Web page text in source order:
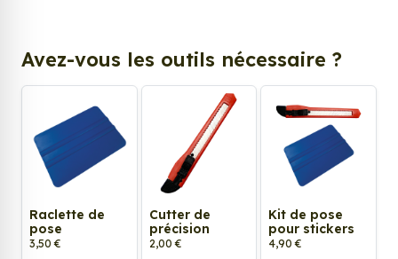
Avez-vous les outils nécessaire ?
Raclette de
pose
3,50 €
Cutter de
précision
2,00 €
Kit de pose
pour stickers
4,90 €